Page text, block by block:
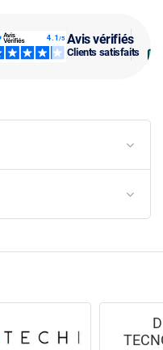
Avis vérifiés
Clients satisfaits